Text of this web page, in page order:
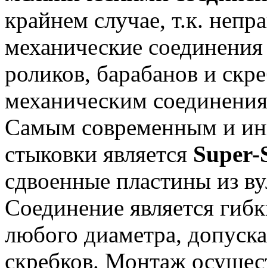
крайнем случае, т.к.
механические
роликов, барабанов и
механическим
Самым современным и
стыковки является Super-
сдвоенные пластины из
Соединение является
любого диаметра,
скребков. Монтаж